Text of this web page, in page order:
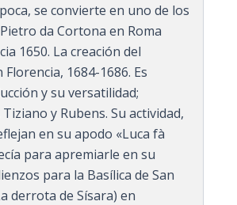
se convierte en uno de los
da Cortona en Roma
1650. La creación del
1684-1686. Es
y su versatilidad;
y Rubens. Su actividad,
en su apodo «Luca fà
para apremiarle en su
para la Basílica de San
derrota de Sísara) en